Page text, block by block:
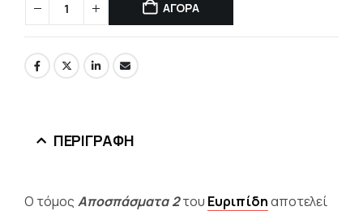
ΑΓΟΡΑ
ΠΕΡΙΓΡΑΦΉ
Ο τόμος Αποσπάσματα 2του Ευριπίδηαποτελεί